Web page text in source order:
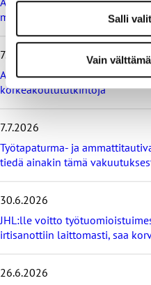
Salli
Vain
i
ä
t
u
t
i
s
e
t
muutosta
7.7.2026
Ammattiliitto JHL vastustaa
korkeakoulututkintoja
7.7.2026
Työtapaturma- ja
tiedä ainakin tämä
30.6.2026
JHL:lle voitto
irtisanottiin laittomasti, saa
26.6.2026